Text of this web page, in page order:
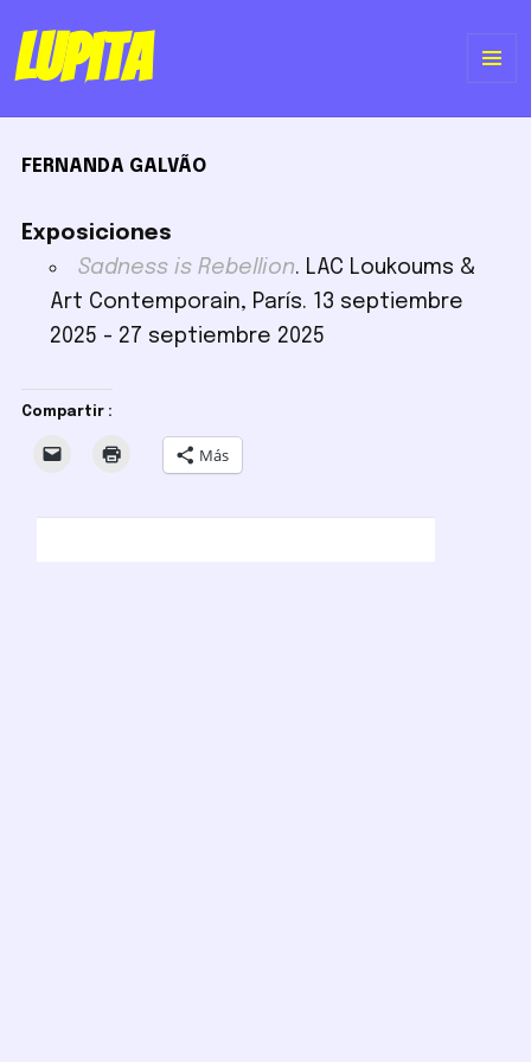
Lupita
FERNANDA GALVÃO
Exposiciones
Sadness is Rebellion. LAC Loukoums &
Art Contemporain, París. 13 septiembre
2025 - 27 septiembre 2025
Compartir :
Más